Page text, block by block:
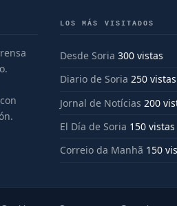
LOS MÁS VISITADOS
Desde Soria 300 vistas
Diario de Soria 250 vistas
Jornal de Notícias 200
El Día de Soria 150 vistas
Correio da Manhã 150